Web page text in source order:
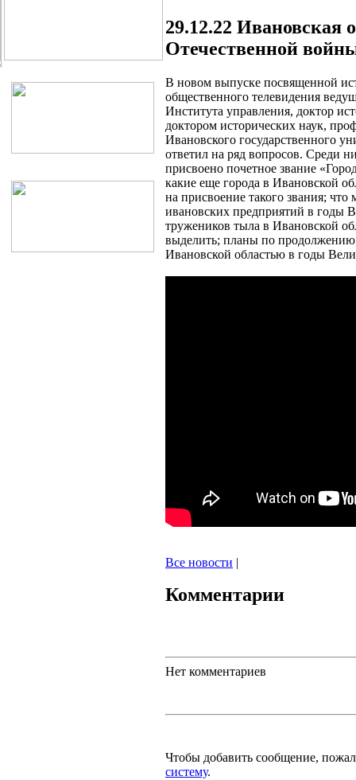
29.12.22 Ивановская
Отечественной
В новом выпуске посвященной
общественного телевидения
Института управления, доктор
доктором исторических наук,
Ивановского государственного
ответил на ряд вопросов. Среди
присвоено почетное звание
какие еще города в Ивановской
на присвоение такого звания;
ивановских предприятий в годы
тружеников тыла в Ивановской
выделить; планы по продолжению
Ивановской областью в годы
Все новости |
Комментарии
Нет комментариев
Чтобы добавить сообщение,
систему.